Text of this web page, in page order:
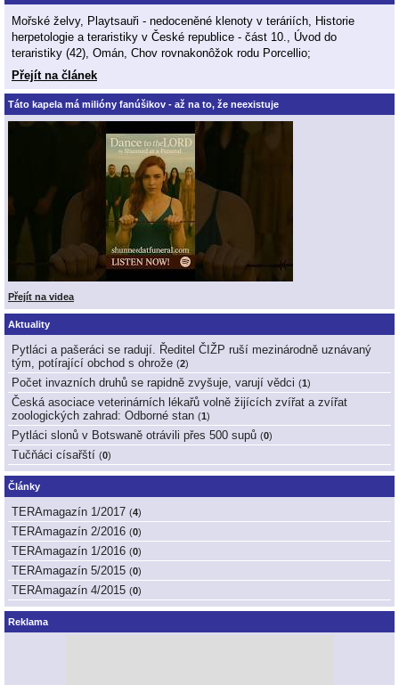
Mořské želvy, Playtsauři - nedoceněné klenoty v teráriích, Historie
herpetologie a teraristiky v České republice - část 10., Úvod do
teraristiky (42), Omán, Chov rovnakonôžok rodu Porcellio;
Přejít na článek
Táto kapela má milióny fanúšikov - až na to, že neexistuje
Přejít na videa
Aktuality
Pytláci a pašeráci se radují. Ředitel ČIŽP ruší mezinárodně uznávaný
tým, potírající obchod s ohrože (2)
Počet invazních druhů se rapidně zvyšuje, varují vědci (1 )
Česká asociace veterinárních lékařů volně žijících zvířat a zvířat
zoologických zahrad: Odborné stan (1 )
Pytláci slonů v Botswaně otrávili přes 500 supů (0)
Tučňáci císařští (0)
Články
TERAmagazín 1/2017 (4)
TERAmagazín 2/2016 (0)
TERAmagazín 1/2016 (0)
TERAmagazín 5/2015 (0)
TERAmagazín 4/2015 (0)
Reklama